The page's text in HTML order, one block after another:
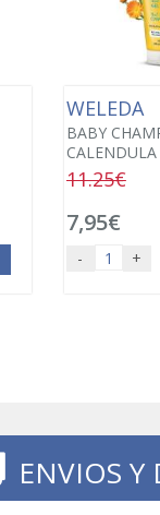
WELEDA
BABY
11.25€
7,95€
- +
ENVIOS Y